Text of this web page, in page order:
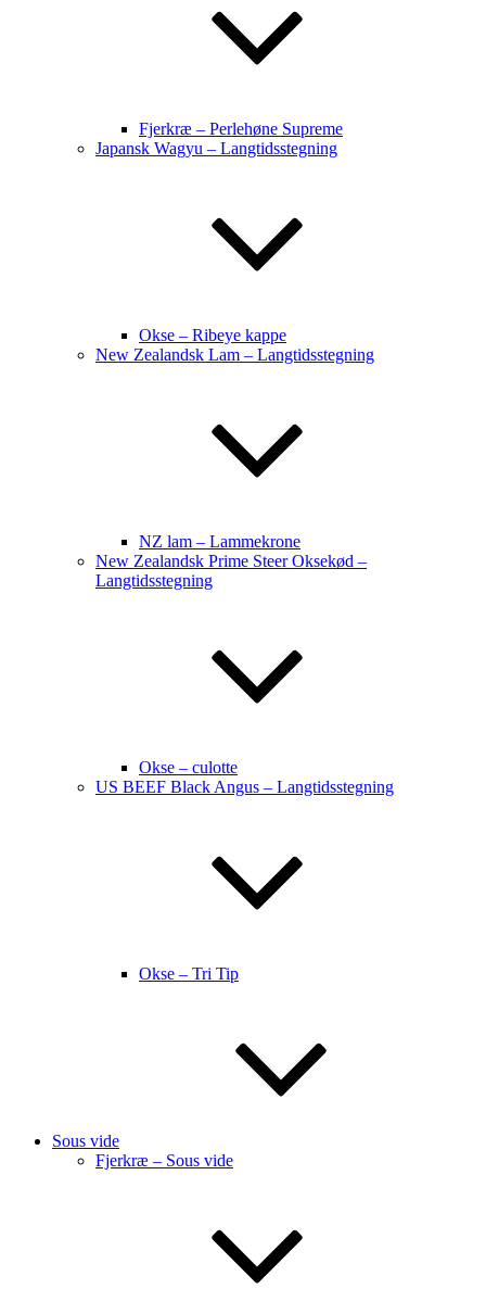
Fjerkræ – Perlehøne Supreme
Japansk Wagyu – Langtidsstegning
Okse – Ribeye kappe
New Zealandsk Lam – Langtidsstegning
NZ lam – Lammekrone
New Zealandsk Prime Steer Oksekød –
Langtidsstegning
Okse – culotte
US BEEF Black Angus – Langtidsstegning
Okse – Tri Tip
Sous vide
Fjerkræ – Sous vide